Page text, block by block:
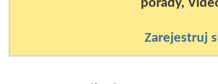
porady,
Zarejestruj